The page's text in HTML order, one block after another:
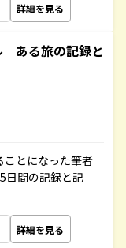
詳細を見る
ある旅の記録と
ことになった筆者
日間の記録と記
詳細を見る